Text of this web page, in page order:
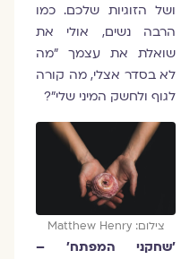
ושל הזוגיות שלכם. כמו
הרבה נשים, אולי את
שואלת את עצמך "מה
לא בסדר אצלי, מה קורה
לגוף ולחשק המיני שלי"?
צילום: Matthew Henry
׳שחקני המפתח׳ –